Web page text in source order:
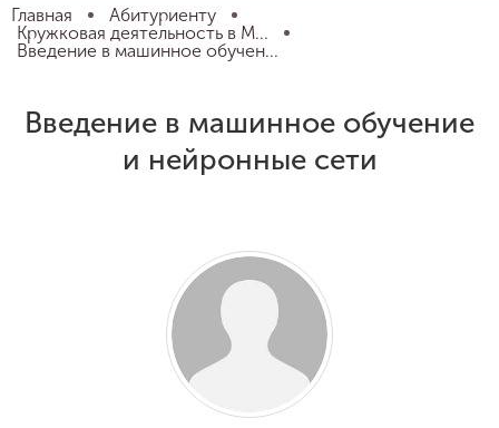
Об университете
Обучение
Главная
Абитуриенту
Кружковая деятельность в М...
Введение в машинное обучен...
Введение в машинное обучение
и нейронные сети